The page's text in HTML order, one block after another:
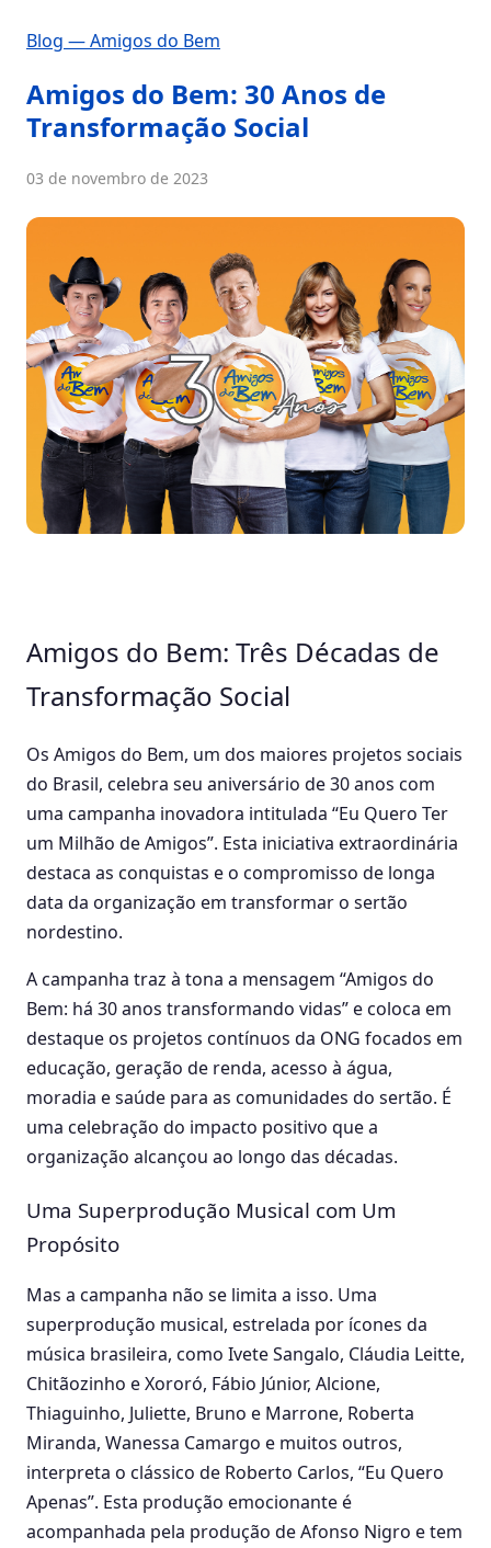
Blog — Amigos do Bem
Amigos do Bem: 30 Anos de
Transformação Social
03 de novembro de 2023
Amigos do Bem: Três Décadas de
Transformação Social
Os Amigos do Bem, um dos maiores projetos sociais
do Brasil, celebra seu aniversário de 30 anos com
uma campanha inovadora intitulada “Eu Quero Ter
um Milhão de Amigos”. Esta iniciativa extraordinária
destaca as conquistas e o compromisso de longa
data da organização em transformar o sertão
nordestino.
A campanha traz à tona a mensagem “Amigos do
Bem: há 30 anos transformando vidas” e coloca em
destaque os projetos contínuos da ONG focados em
educação, geração de renda, acesso à água,
moradia e saúde para as comunidades do sertão. É
uma celebração do impacto positivo que a
organização alcançou ao longo das décadas.
Uma Superprodução Musical com Um
Propósito
Mas a campanha não se limita a isso. Uma
superprodução musical, estrelada por ícones da
música brasileira, como Ivete Sangalo, Cláudia Leitte,
Chitãozinho e Xororó, Fábio Júnior, Alcione,
Thiaguinho, Juliette, Bruno e Marrone, Roberta
Miranda, Wanessa Camargo e muitos outros,
interpreta o clássico de Roberto Carlos, “Eu Quero
Apenas”. Esta produção emocionante é
acompanhada pela produção de Afonso Nigro e tem